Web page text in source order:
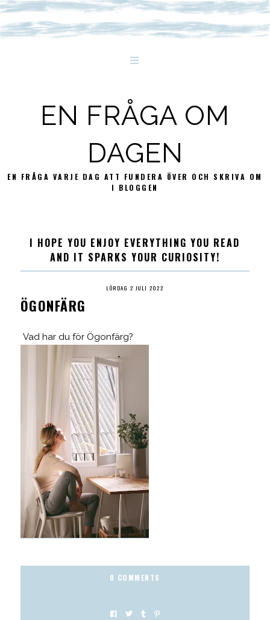
EN FRÅGA OM
DAGEN
EN FRÅGA VARJE DAG ATT FUNDERA ÖVER OCH SKRIVA OM
I BLOGGEN
I HOPE YOU ENJOY EVERYTHING YOU READ
AND IT SPARKS YOUR CURIOSITY!
LÖRDAG 2 JULI 2022
ÖGONFÄRG
Vad har du för Ögonfärg?
0 COMMENTS